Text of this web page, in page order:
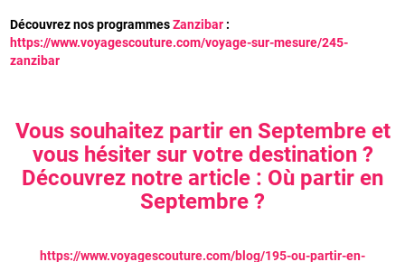
Découvrez nos programmesZanzibar :
https://www.voyagescouture.com/voyage-sur-mesure/245-
zanzibar
Vous souhaitez partir en Septembre et
vous hésiter sur votre destination ?
Découvrez notre article : Où partir en
Septembre ?
https://www.voyagescouture.com/blog/195-ou-partir-en-